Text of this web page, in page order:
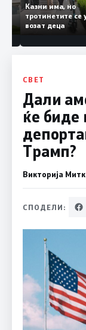
и
Казни има,
тротинетите
возат деца
СВЕТ
Дали
ќе биде
Трамп?
Викторија
СПОДЕЛИ: